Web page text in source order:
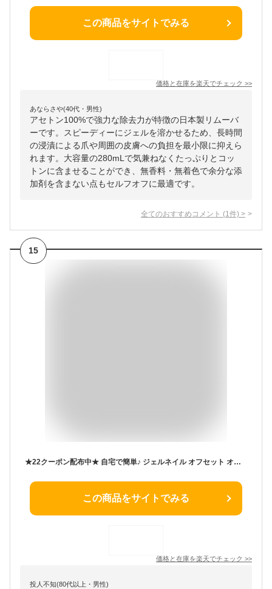
この商品をサイトでみる
価格と在庫を楽天でチェック >>
あならさや(40代・男性)
アセトン100%で強力な除去力が特徴の日本製リムーバ
ーです。スピーディーにジェルを溶かせるため、長時間
の浸漬による爪や周囲の皮膚への負担を最小限に抑えら
れます。大容量の280mLで気兼ねなくたっぷりとコッ
トンに含ませることができ、無香料・無着色で余分な添
加剤を含まない点もセルフオフに最適です。
全てのおすすめコメント (1 件) >
15
★22クーポン配布中★ 自宅で簡単♪ ジェルネイル オフセット オフするセット ジェルネイル オフ キット セット ネイルオフキット ネイルオフセット リムーバー アセトンリムーバー ネイルアート セルフネイル アセトン ネイルケア ネイルファイル エメリーボード
この商品をサイトでみる
価格と在庫を楽天でチェック >>
投人不知(80代以上・男性)